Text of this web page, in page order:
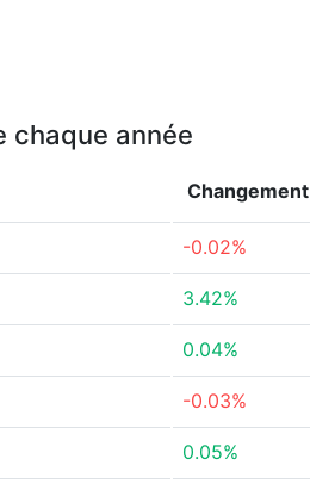
chaque année
Changement
-0.02%
3.42%
0.04%
-0.03%
0.05%